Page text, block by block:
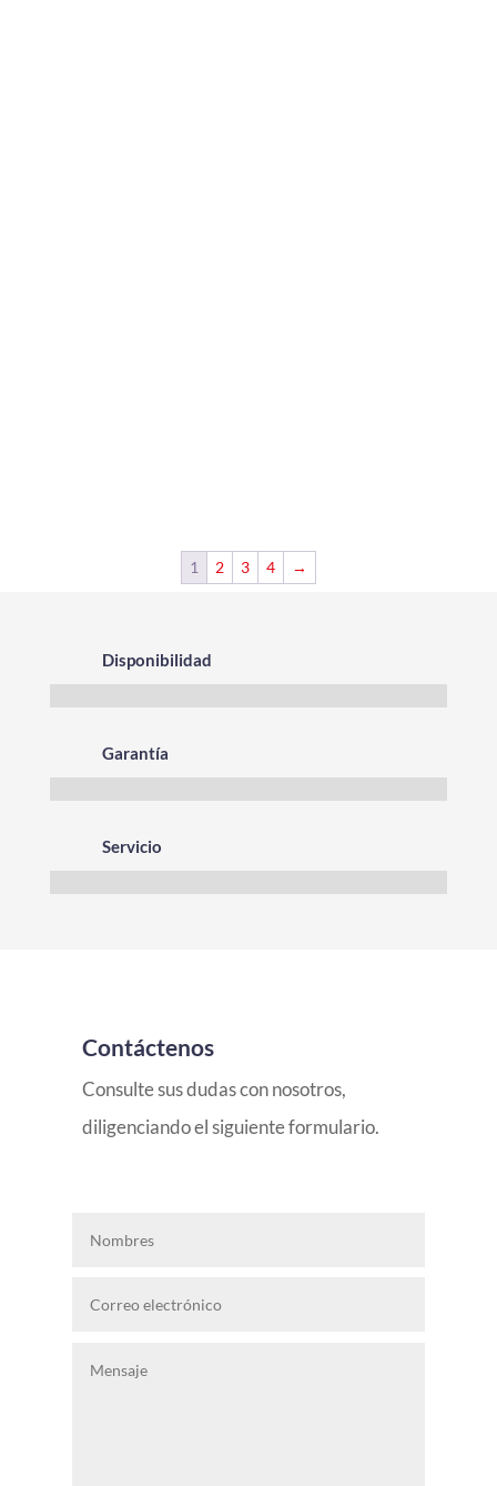
1 2 3 4 →
Disponibilidad
Garantía
Servicio
Contáctenos
Consulte sus dudas con nosotros,
diligenciando el siguiente formulario.